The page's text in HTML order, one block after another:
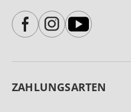
ZAHLUNGSARTEN